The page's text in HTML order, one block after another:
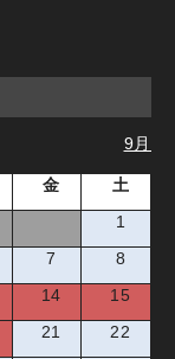
9月
金 土
1
7 8
14 15
21 22